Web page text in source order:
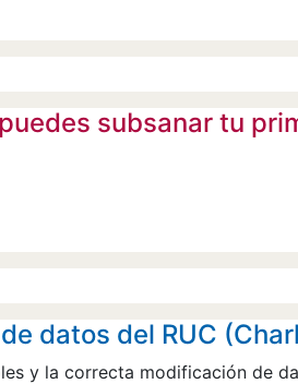
subsanar tu
datos del RUC
y la correcta modificación de